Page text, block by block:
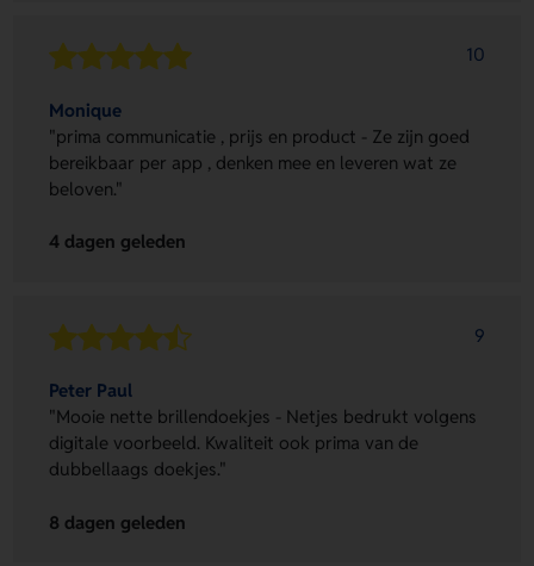
10
Monique
"prima communicatie , prijs en product - Ze zijn goed
bereikbaar per app , denken mee en leveren wat ze
beloven."
4 dagen geleden
9
Peter Paul
"Mooie nette brillendoekjes - Netjes bedrukt volgens
digitale voorbeeld. Kwaliteit ook prima van de
dubbellaags doekjes."
8 dagen geleden